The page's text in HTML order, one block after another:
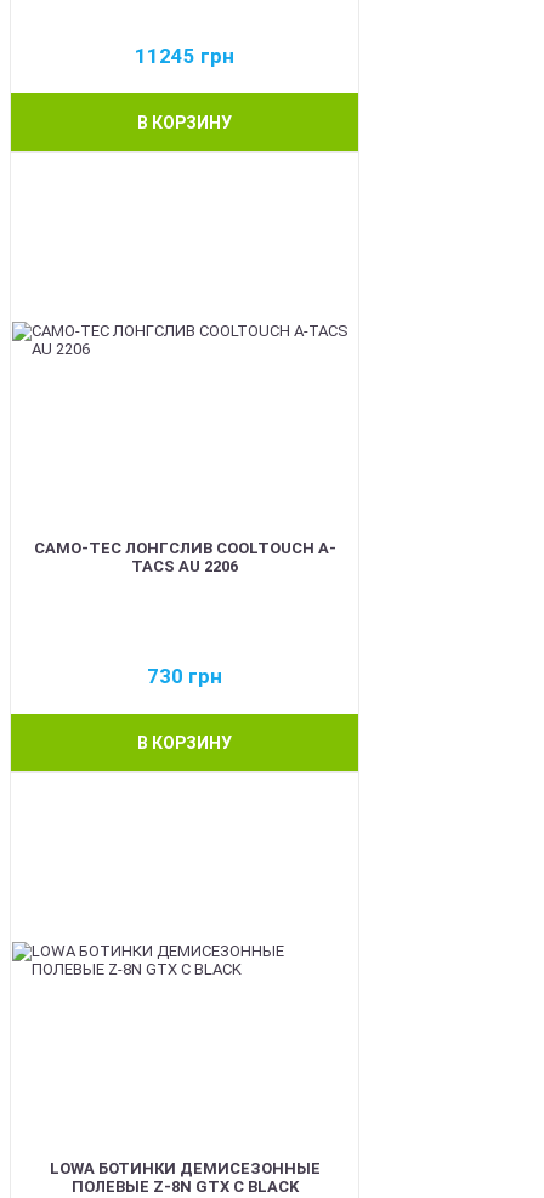
11245 грн
В КОРЗИНУ
CAMO-TEC ЛОНГСЛИВ COOLTOUCH A-
TACS AU 2206
730 грн
В КОРЗИНУ
LOWA БОТИНКИ ДЕМИСЕЗОННЫЕ
ПОЛЕВЫЕ Z-8N GTX C BLACK